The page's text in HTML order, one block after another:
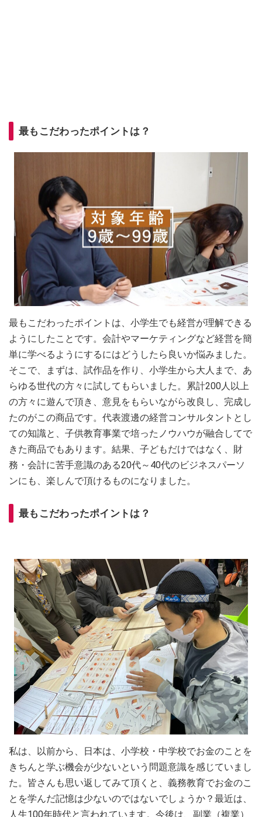
最もこだわったポイントは？
最もこだわったポイントは、小学生でも経営が理解できる
ようにしたことです。会計やマーケティングなど経営を簡
単に学べるようにするにはどうしたら良いか悩みました。
そこで、まずは、試作品を作り、小学生から大人まで、あ
らゆる世代の方々に試してもらいました。累計200人以上
の方々に遊んで頂き、意見をもらいながら改良し、完成し
たのがこの商品です。代表渡邊の経営コンサルタントとし
ての知識と、子供教育事業で培ったノウハウが融合してで
きた商品でもあります。結果、子どもだけではなく、財
務・会計に苦手意識のある20代～40代のビジネスパーソ
ンにも、楽しんで頂けるものになりました。
最もこだわったポイントは？
私は、以前から、日本は、小学校・中学校でお金のことを
きちんと学ぶ機会が少ないという問題意識を感じていまし
た。皆さんも思い返してみて頂くと、義務教育でお金のこ
とを学んだ記憶は少ないのではないでしょうか？最近は、
人生100年時代と言われています。今後は、副業（複業）